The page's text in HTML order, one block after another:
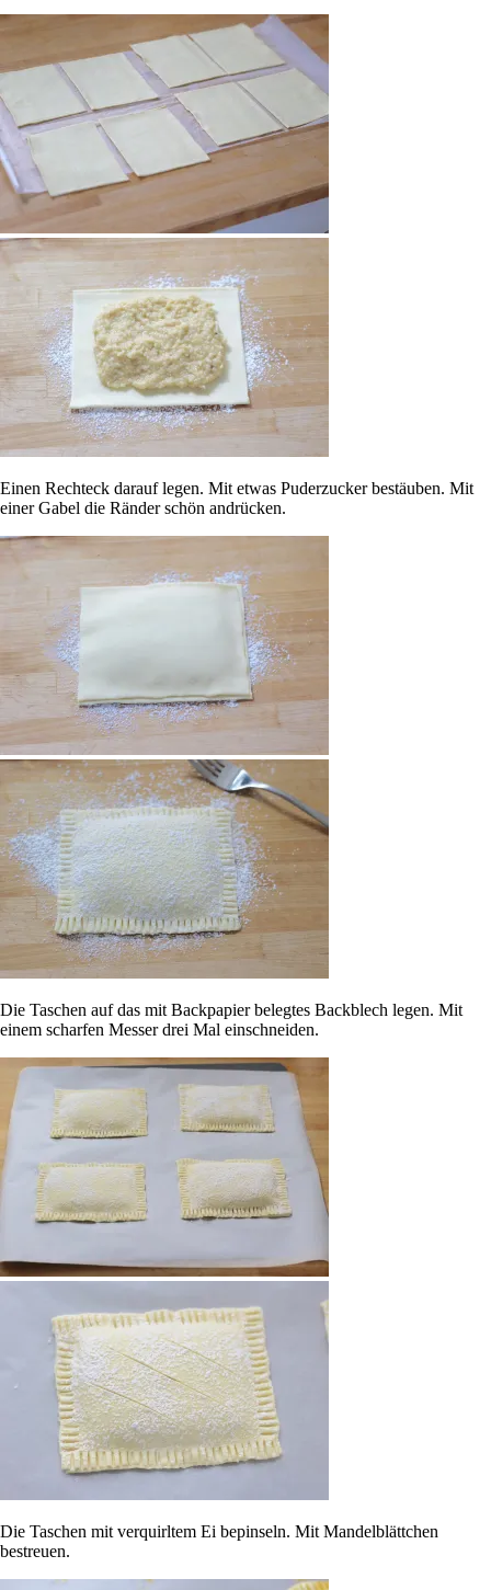
Einen Rechteck darauf legen. Mit etwas Puderzucker bestäuben. Mit
einer Gabel die Ränder schön andrücken.
Die Taschen auf das mit Backpapier belegtes Backblech legen. Mit
einem scharfen Messer drei Mal einschneiden.
Die Taschen mit verquirltem Ei bepinseln. Mit Mandelblättchen
bestreuen.